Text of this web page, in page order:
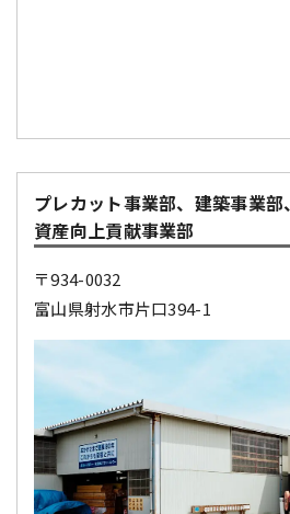
プレカット事業部、建築事業部、
資産向上貢献事業部
〒934-0032
富山県射水市片口394-1